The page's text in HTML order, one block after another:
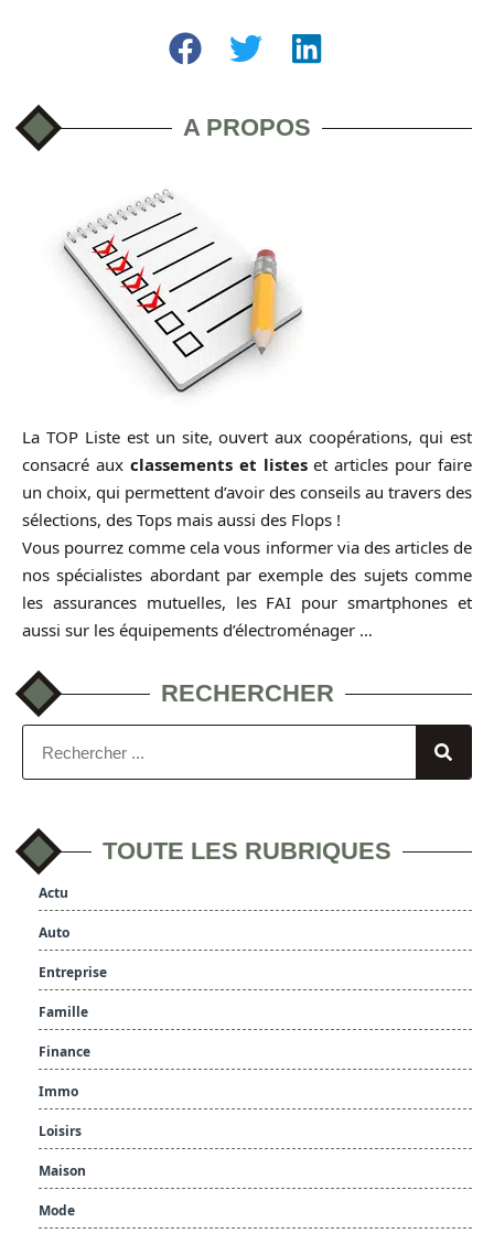
A PROPOS
La TOP Liste est un site, ouvert aux coopérations, qui est
consacré aux classements et listeset articles pour faire
un choix, qui permettent d’avoir des conseils au travers des
sélections, des Tops mais aussi des Flops !
Vous pourrez comme cela vous informer via des articles de
nos spécialistes abordant par exemple des sujets comme
les assurances mutuelles, les FAI pour smartphones et
aussi sur les équipements d’électroménager …
RECHERCHER
TOUTE LES RUBRIQUES
Actu
Auto
Entreprise
Famille
Finance
Immo
Loisirs
Maison
Mode